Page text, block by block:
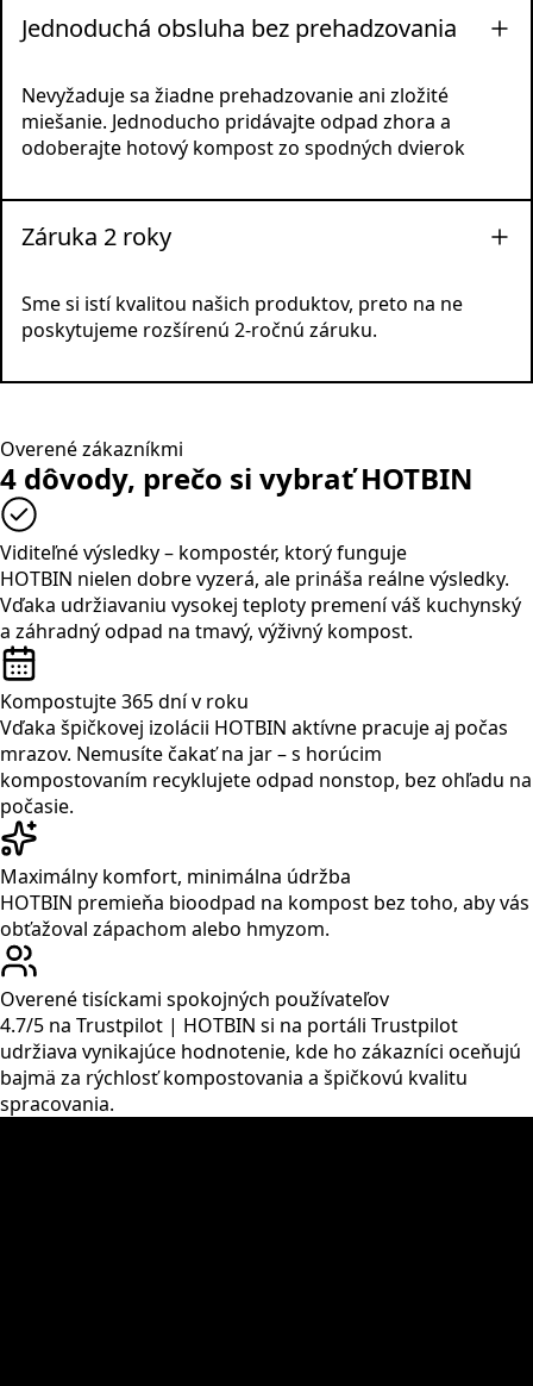
Jednoduchá obsluha bez prehadzovania
Nevyžaduje sa žiadne prehadzovanie ani zložité
miešanie. Jednoducho pridávajte odpad zhora a
odoberajte hotový kompost zo spodných dvierok
Záruka 2 roky
Sme si istí kvalitou našich produktov, preto na ne
poskytujeme rozšírenú 2-ročnú záruku.
Overené zákazníkmi
4 dôvody, prečo si vybrať HOTBIN
Viditeľné výsledky – kompostér, ktorý funguje
HOTBIN nielen dobre vyzerá, ale prináša reálne výsledky.
Vďaka udržiavaniu vysokej teploty premení váš kuchynský
a záhradný odpad na tmavý, výživný kompost.
Kompostujte 365 dní v roku
Vďaka špičkovej izolácii HOTBIN aktívne pracuje aj počas
mrazov. Nemusíte čakať na jar – s horúcim
kompostovaním recyklujete odpad nonstop, bez ohľadu na
počasie.
Maximálny komfort, minimálna údržba
HOTBIN premieňa bioodpad na kompost bez toho, aby vás
obťažoval zápachom alebo hmyzom.
Overené tisíckami spokojných používateľov
4.7/5 na Trustpilot | HOTBIN si na portáli Trustpilot
udržiava vynikajúce hodnotenie, kde ho zákazníci oceňujú
bajmä za rýchlosť kompostovania a špičkovú kvalitu
spracovania.